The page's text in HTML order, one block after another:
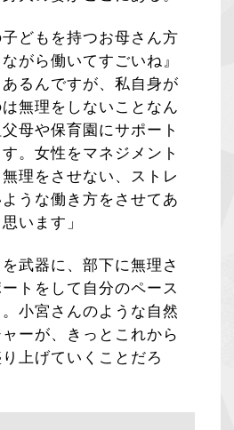
子どもを持つお母さん方
がら働いてすごいね』
るんですが、私自身が
無理をしないことなん
母や保育園にサポート
。女性をマネジメント
理をさせない、ストレ
うな働き方をさせてあ
います」
武器に、部下に無理さ
トをして自分のペース
小宮さんのような自然
ーが、きっとこれから
上げていくことだろ